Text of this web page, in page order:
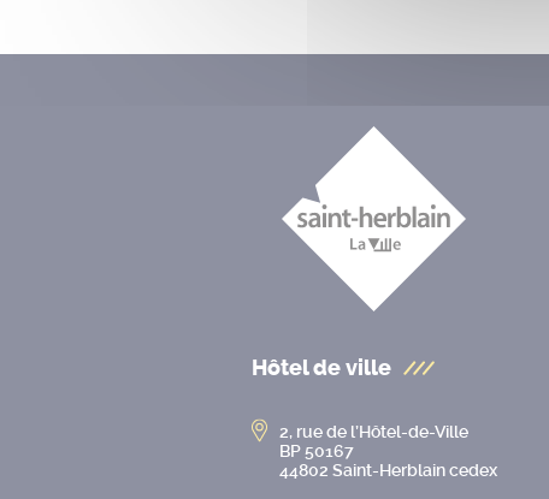
Hôtel de ville
2, rue de l’Hôtel-de-Ville
BP 50167
44802 Saint-Herblain cedex